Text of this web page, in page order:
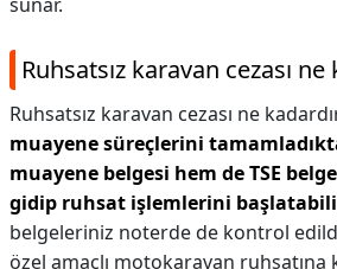
Ruhsatsız karavan cezası ne
Ruhsatsız karavan cezası ne
muayene süreçlerini
muayene belgesi hem de TSE
gidip ruhsat işlemlerini
belgeleriniz noterde de kontrol
özel amaçlı motokaravan